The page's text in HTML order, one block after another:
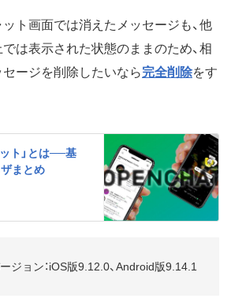
ト画面では消えたメッセージも、他
は表示された状態のままのため、相
ージを削除したいなら完全削除をす
ト」とは──基
まとめ
ジョン：iOS版9.12.0、Android版9.14.1